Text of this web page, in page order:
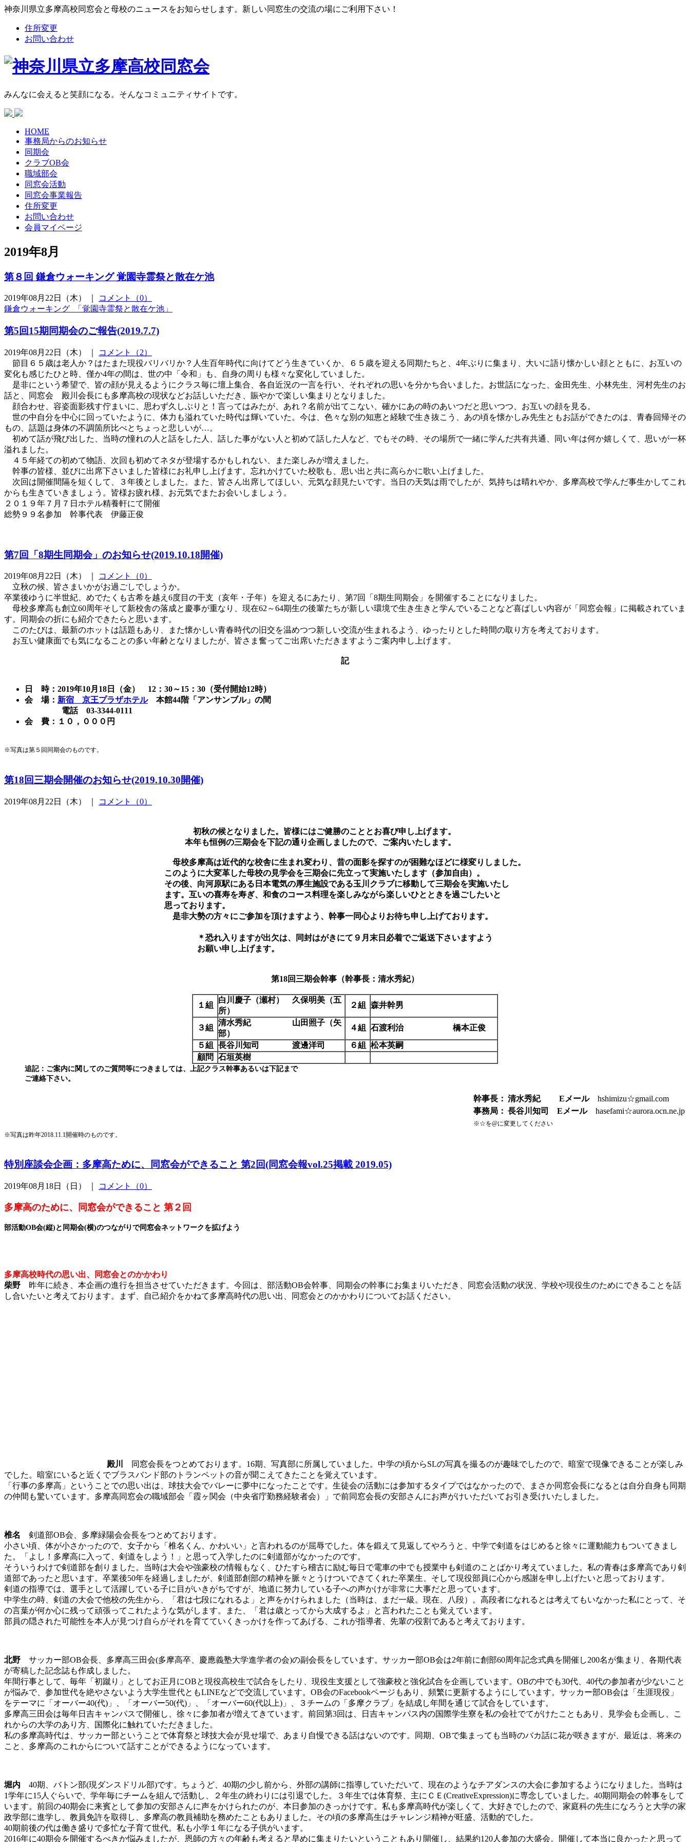
神奈川県立多摩高校同窓会と母校のニュースをお知らせします。新しい同窓生の交流の場にご利用下さい！
住所変更
お問い合わせ
みんなに会えると笑顔になる。そんなコミュニティサイトです。
HOME
事務局からのお知らせ
同期会
クラブOB会
職域部会
同窓会活動
同窓会事業報告
住所変更
お問い合わせ
会員マイページ
2019年8月
第８回 鎌倉ウォーキング 覚園寺霊祭と散在ケ池
2019年08月22日（木） ｜
コメント（0）
鎌倉ウォーキング 「覚園寺霊祭と散在ケ池」
第5回15期同期会のご報告(2019.7.7)
2019年08月22日（木） ｜
コメント（2）
節目６５歳は老人か？はたまた現役バリバリか？人生百年時代に向けてどう生きていくか、６５歳を迎える同期たちと、4年ぶりに集まり、大いに語り懐かしい顔とともに、お互いの
変化も感じたひと時、僅か4年の間は、世の中「令和」も、自身の周りも様々な変化していました。
是非にという希望で、皆の顔が見えるようにクラス毎に壇上集合、各自近況の一言を行い、それぞれの思いを分かち合いました。お世話になった、金田先生、小林先生、河村先生のお
話と、同窓会 殿川会長にも多摩高校の現状などお話しいただき、賑やかで楽しい集まりとなりました。
顔合わせ、容姿面影残す佇まいに、思わず久しぶりと！言ってはみたが、あれ？名前が出てこない、確かにあの時のあいつだと思いつつ、お互いの顔を見る。
世の中自分を中心に回っていたように、体力も溢れていた時代は輝いていた。今は、色々な別の知恵と経験で生き抜こう、あの頃を懐かしみ先生ともお話ができたのは、青春回帰その
もの、話題は身体の不調箇所比べとちょっと悲しいが…。
初めて話が飛び出した、当時の憧れの人と話をした人、話した事がない人と初めて話した人など、でもその時、その場所で一緒に学んだ共有共通、同い年は何か嬉しくて、思いが一杯
溢れました。
４５年経ての初めて物語、次回も初めてネタが登場するかもしれない、また楽しみが増えました。
幹事の皆様、並びに出席下さいました皆様にお礼申し上げます。忘れかけていた校歌も、思い出と共に高らかに歌い上げました。
次回は開催間隔を短くして、３年後としました。また、皆さん出席してほしい、元気な顔見たいです。当日の天気は雨でしたが、気持ちは晴れやか、多摩高校で学んだ事生かしてこれ
からも生きていきましょう。皆様お疲れ様、お元気でまたお会いしましょう。
２０１９年７月７日ホテル精養軒にて開催
総勢９９名参加 幹事代表 伊藤正俊
第7回「8期生同期会」のお知らせ(2019.10.18開催)
2019年08月22日（木） ｜
コメント（0）
立秋の候、皆さまいかがお過ごしでしょうか。
卒業後ゆうに半世紀、めでたくも古希を越え6度目の干支（亥年・子年）を迎えるにあたり、第7回「8期生同期会」を開催することになりました。
母校多摩高も創立60周年そして新校舎の落成と慶事が重なり、現在62～64期生の後輩たちが新しい環境で生き生きと学んでいることなど喜ばしい内容が「同窓会報」に掲載されていま
す。同期会の折にも紹介できたらと思います。
このたびは、最新のホットは話題もあり、また懐かしい青春時代の旧交を温めつつ新しい交流が生まれるよう、ゆったりとした時間の取り方を考えております。
お互い健康面でも気になることの多い年齢となりましたが、皆さま奮ってご出席いただきますようご案内申し上げます。
記
日 時：2019年10月18日（金） 12：30～15：30（受付開始12時）
会 場： 新宿 京王プラザホテル本館44階「アンサンブル」の間
電話 03-3344-0111
会 費：１０，０００円
※写真は第５回同期会のものです。
第18回三期会開催のお知らせ(2019.10.30開催)
2019年08月22日（木） ｜ コメント（0）
初秋の候となりました。皆様にはご健勝のこととお喜び申し上げます。
本年も恒例の三期会を下記の通り企画しましたので、ご案内いたします。
母校多摩高は近代的な校舎に生まれ変わり、昔の面影を探すのが困難なほどに様変りしました。
このように大変革した母校の見学会を三期会に先立って実施いたします（参加自由）。
その後、向河原駅にある日本電気の厚生施設である玉川クラブに移動して三期会を実施いたし
ます。互いの喜寿を寿ぎ、和食のコース料理を楽しみながら楽しいひとときを過ごしたいと
思っております。
是非大勢の方々にご参加を頂けますよう、幹事一同心よりお待ち申し上げております。
＊恐れ入りますが出欠は、同封はがきにて９月末日必着でご返送下さいますよう
お願い申し上げます。
第18回三期会幹事（幹事長：清水秀紀）
１組
白川慶子（瀬村） 久保明美（五
所）
２組 森井幹男
３組
清水秀紀 山田照子（矢
部）
４組
石渡利治 橋本正俊
５組
長谷川知司 渡邊洋司 ６組
松本英嗣
顧問
石垣英樹
追記：ご案内に関してのご質問等につきましては、上記クラス幹事あるいは下記まで
ご連絡下さい。
幹事長： 清水秀紀 E メール hshimizu☆gmail.com
事務局： 長谷川知司 E メール hasefami☆aurora.ocn.ne.jp
※☆を@に変更してください
※写真は昨年2018.11.1開催時のものです。
特別座談会企画：多摩高ために、同窓会ができること 第2回(同窓会報vol.25掲載 2019.05)
2019年08月18日（日） ｜ コメント（0）
多摩高のために、同窓会ができること 第２回
部活動OB会(縦)と同期会(横)のつながりで同窓会ネットワークを拡げよう
多摩高校時代の思い出、同窓会とのかかわり
柴野 昨年に続き、本企画の進行を担当させていただきます。今回は、部活動OB会幹事、同期会の幹事にお集まりいただき、同窓会活動の状況、学校や現役生のためにできることを話
し合いたいと考えております。まず、自己紹介をかねて多摩高時代の思い出、同窓会とのかかわりについてお話ください。
殿川
同窓会長をつとめております。16期、写真部に所属していました。中学の頃からSLの写真を撮るのが趣味でしたので、暗室で現像できることが楽しみ
でした。暗室にいると近くでブラスバンド部のトランペットの音が聞こえてきたことを覚えています。
「行事の多摩高」ということでの思い出は、球技大会でバレーに夢中になったことです。生徒会の活動には参加するタイプではなかったので、まさか同窓会長になるとは自分自身も同期
の仲間も驚いています。多摩高同窓会の職域部会「霞ヶ関会（中央省庁勤務経験者会）」で前同窓会長の安部さんにお声がけいただいてお引き受けいたしました。
椎名 剣道部OB会、多摩緑陽会会長をつとめております。
小さい頃、体が小さかったので、女子から「椎名くん、かわいい」と言われるのが屈辱でした。体を鍛えて見返してやろうと、中学で剣道をはじめると徐々に運動能力もついてきまし
た。「よし！多摩高に入って、剣道をしよう！」と思って入学したのに剣道部がなかったのです。
そういうわけで剣道部を創りました。当時は大会や強豪校の情報もなく、ひたすら稽古に励む毎日で電車の中でも授業中も剣道のことばかり考えていました。私の青春は多摩高であり剣
道部であったと思います。卒業後50年を経過しましたが、剣道部創部の精神を脈々とうけついできてくれた卒業生、そして現役部員に心から感謝を申し上げたいと思っております。
剣道の指導では、選手として活躍している子に目がいきがちですが、地道に努力している子への声かけが非常に大事だと思っています。
中学生の時、剣道の大会で他校の先生から、「君は七段になれるよ」と声をかけられました（当時は、まだ一級。現在、八段）。高段者になれるとは考えてもいなかった私にとって、そ
の言葉が何か心に残って頑張ってこれたような気がします。また、「君は歳とってから大成するよ」と言われたことも覚えています。
部員の隠された可能性を本人が見つけ自らがそれを育てていくきっかけを作ってあげる、これが指導者、先輩の役割であると考えております。
北野 サッカー部OB会長、多摩高三田会(多摩高卒、慶應義塾大学進学者の会)の副会長をしています。サッカー部OB会は2年前に創部60周年記念式典を開催し200名が集まり、各期代表
が寄稿した記念誌も作成しました。
年間行事として、毎年「初蹴り」としてお正月にOBと現役高校生で試合をしたり、現役生支援として強豪校と強化試合を企画しています。OBの中でも30代、40代の参加者が少ないこと
が悩みで、参加世代を絶やさないよう大学生世代ともLINEなどで交流しています。OB会のFacebookページもあり、頻繁に更新するようにしています。サッカー部OB会は「生涯現役」
をテーマに「オーバー40(代)」、「オーバー50(代)」、「オーバー60(代以上)」、３チームの「多摩クラブ」を結成し年間を通じて試合をしています。
多摩高三田会は毎年日吉キャンパスで開催し、徐々に参加者が増えてきています。前回第3回は、日吉キャンパス内の国際学生寮を私の会社でてがけたこともあり、見学会も企画し、こ
れからの大学のあり方、国際化に触れていただきました。
私の多摩高時代は、サッカー部ということで体育祭と球技大会が見せ場で、あまり自慢できる話はないのです。同期、OBで集まっても当時のバカ話に花が咲きますが、最近は、将来の
こと、多摩高のこれからについて話すことができるようになっています。
堀内 40期、バトン部(現ダンスドリル部)です。ちょうど、40期の少し前から、外部の講師に指導していただいて、現在のようなチアダンスの大会に参加するようになりました。当時は
1学年に15人ぐらいで、学年毎にチームを組んで活動し、２年生の終わりには引退でした。３年生では体育祭、主にＣＥ(CreativeExpression)に専念していました。40期同期会の幹事をして
います。前回の40期会に来賓として参加の安部さんに声をかけられたのが、本日参加のきっかけです。私も多摩高時代が楽しくて、大好きでしたので、家庭科の先生になろうと大学の家
政学部に進学し、教員免許を取得し、多摩高の教員補助を務めたこともありました。その頃の多摩高生はチャレンジ精神が旺盛、活動的でした。
40期前後の代は働き盛りで多忙な子育て世代。私も小学１年になる子供がいます。
2016年に40期会を開催するべきか悩みましたが、恩師の方々の年齢も考えると早めに集まりたいということもあり開催し、結果約120人参加の大盛会。開催して本当に良かったと思って